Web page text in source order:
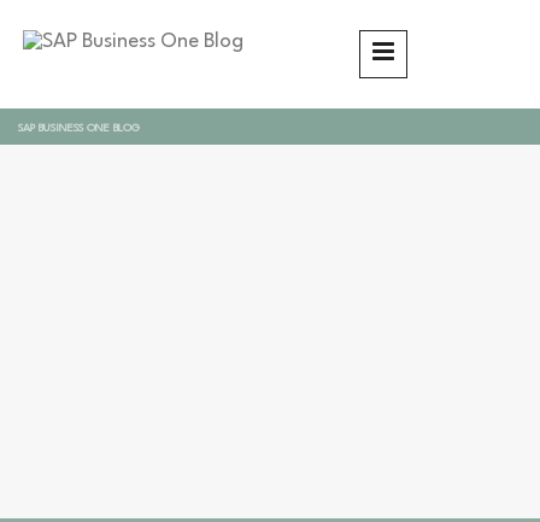
SAP BUSINESS ONE BLOG